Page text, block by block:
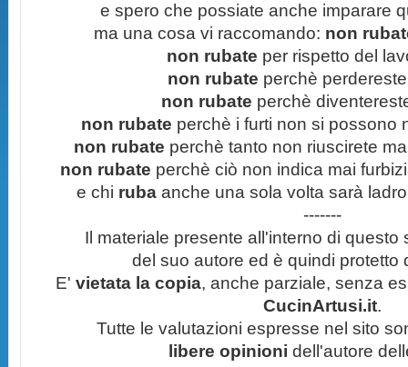
e spero che possiate anche imparare
ma una cosa vi raccomando: non
non rubate per rispetto del
non rubate perchè
non rubate perchè
non rubate perchè i furti non si possono
non rubate perchè tanto non riuscirete
non rubate perchè ciò non indica mai
e chi ruba anche una sola volta sarà
-------
Il materiale presente all'interno di questo
del suo autore ed è quindi protetto
E' vietata la copia, anche parziale, senza
CucinArtusi.it.
Tutte le valutazioni espresse nel sito
libere opinioni dell'autore